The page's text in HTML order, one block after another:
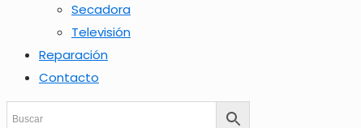
Secadora
Televisión
Reparación
Contacto